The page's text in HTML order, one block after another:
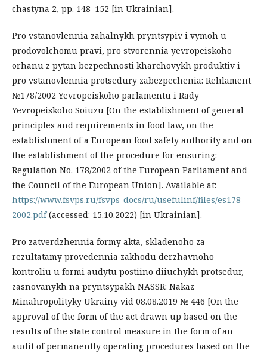
chastyna 2, pp. 148–152 [in Ukrainian].
Pro vstanovlennia zahalnykh pryntsypiv i vymoh u
prodovolchomu pravi, pro stvorennia yevropeiskoho
orhanu z pytan bezpechnosti kharchovykh produktiv i
pro vstanovlennia protsedury zabezpechenia: Rehlament
№178/2002 Yevropeiskoho parlamentu i Rady
Yevropeiskoho Soiuzu [On the establishment of general
principles and requirements in food law, on the
establishment of a European food safety authority and on
the establishment of the procedure for ensuring:
Regulation No. 178/2002 of the European Parliament and
the Council of the European Union]. Available at:
https://www.fsvps.ru/fsvps-docs/ru/usefulinf/files/es178-
2002.pdf(accessed: 15.10.2022) [in Ukrainian].
Pro zatverdzhennia formy akta, skladenoho za
rezultatamy provedennia zakhodu derzhavnoho
kontroliu u formi audytu postiino diiuchykh protsedur,
zasnovanykh na pryntsypakh NASSR: Nakaz
Minahropolityky Ukrainy vid 08.08.2019 № 446 [On the
approval of the form of the act drawn up based on the
results of the state control measure in the form of an
audit of permanently operating procedures based on the